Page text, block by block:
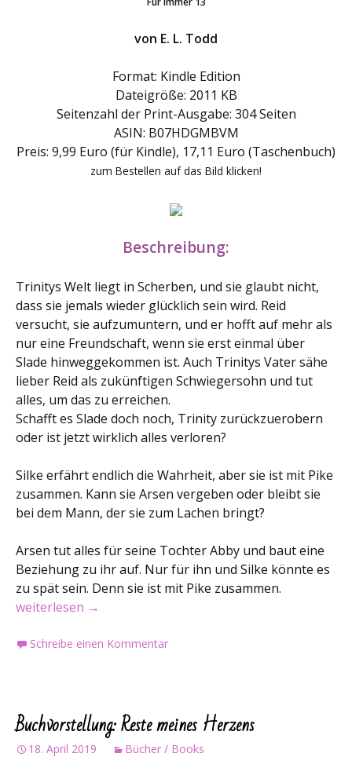
von E. L. Todd
Format: Kindle Edition
Dateigröße: 2011 KB
Seitenzahl der Print-Ausgabe: 304 Seiten
ASIN: B07HDGMBVM
Preis: 9,99 Euro (für Kindle), 17,11 Euro (Taschenbuch)
zum Bestellen auf das Bild klicken!
Beschreibung:
Trinitys Welt liegt in Scherben, und sie glaubt nicht,
dass sie jemals wieder glücklich sein wird. Reid
versucht, sie aufzumuntern, und er hofft auf mehr als
nur eine Freundschaft, wenn sie erst einmal über
Slade hinweggekommen ist. Auch Trinitys Vater sähe
lieber Reid als zukünftigen Schwiegersohn und tut
alles, um das zu erreichen.
Schafft es Slade doch noch, Trinity zurückzuerobern
oder ist jetzt wirklich alles verloren?
Silke erfährt endlich die Wahrheit, aber sie ist mit Pike
zusammen. Kann sie Arsen vergeben oder bleibt sie
bei dem Mann, der sie zum Lachen bringt?
Arsen tut alles für seine Tochter Abby und baut eine
Beziehung zu ihr auf. Nur für ihn und Silke könnte es
zu spät sein. Denn sie ist mit Pike zusammen.
Buchvorstellung: Liebeskummer und neue Hoffnungen
weiterlesen →
Schreibe einen Kommentar
Buchvorstellung: Reste meines Herzens
18. April 2019 Bücher / Books